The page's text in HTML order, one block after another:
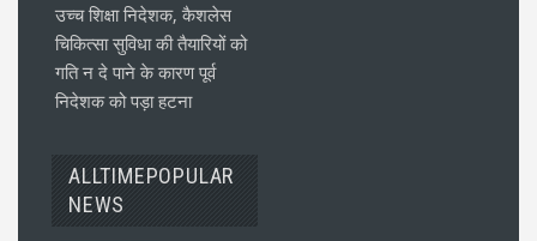
उच्च शिक्षा निदेशक, कैशलेस
चिकित्सा सुविधा की तैयारियों को
गति न दे पाने के कारण पूर्व
निदेशक को पड़ा हटना
ALLTIMEPOPULAR
NEWS